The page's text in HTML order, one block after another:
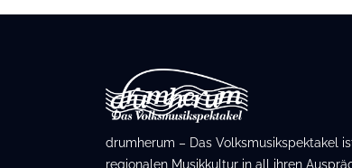
drumherum – Das Volksmusikspektakel
regionalen Musikkultur in all ihren